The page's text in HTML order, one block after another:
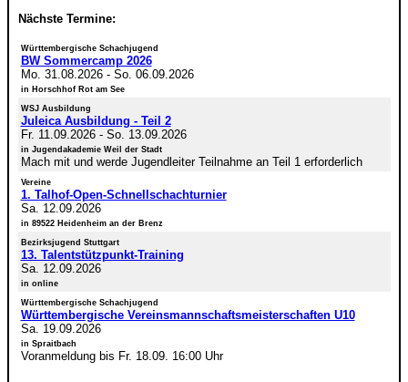
Nächste Termine:
Württembergische Schachjugend
BW Sommercamp 2026
Mo. 31.08.2026- So. 06.09.2026
in Horschhof Rot am See
WSJ Ausbildung
Juleica Ausbildung - Teil 2
Fr. 11.09.2026- So. 13.09.2026
in Jugendakademie Weil der Stadt
Mach mit und werde Jugendleiter Teilnahme an Teil 1 erforderlich
Vereine
1. Talhof-Open-Schnellschachturnier
Sa. 12.09.2026
in 89522 Heidenheim an der Brenz
Bezirksjugend Stuttgart
13. Talentstützpunkt-Training
Sa. 12.09.2026
in online
Württembergische Schachjugend
Württembergische Vereinsmannschaftsmeisterschaften U10
Sa. 19.09.2026
in Spraitbach
Voranmeldung bis Fr. 18.09. 16:00 Uhr